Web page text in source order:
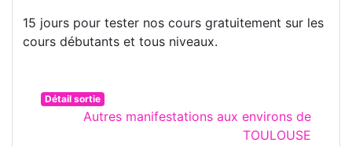
15 jours pour tester nos cours gratuitement sur les
cours débutants et tous niveaux.
Détail sortie
Autres manifestations aux environs de
TOULOUSE